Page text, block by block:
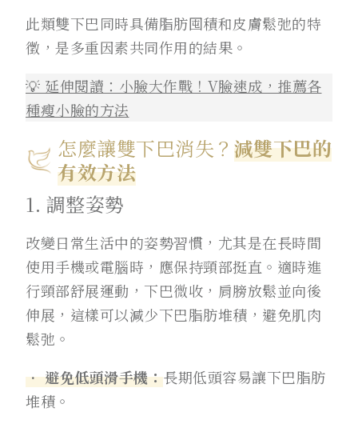
此類雙下巴同時具備脂肪囤積和皮膚鬆弛的特
徵，是多重因素共同作用的結果。
💡 延伸閱讀：小臉大作戰！V臉速成，推薦各
種瘦小臉的方法
怎麼讓雙下巴消失？ 減雙下巴的
有效方法
1. 調整姿勢
改變日常生活中的姿勢習慣，尤其是在長時間
使用手機或電腦時，應保持頸部挺直。適時進
行頸部舒展運動，下巴微收，肩膀放鬆並向後
伸展，這樣可以減少下巴脂肪堆積，避免肌肉
鬆弛。
• 避免低頭滑手機：長期低頭容易讓下巴脂肪
堆積。